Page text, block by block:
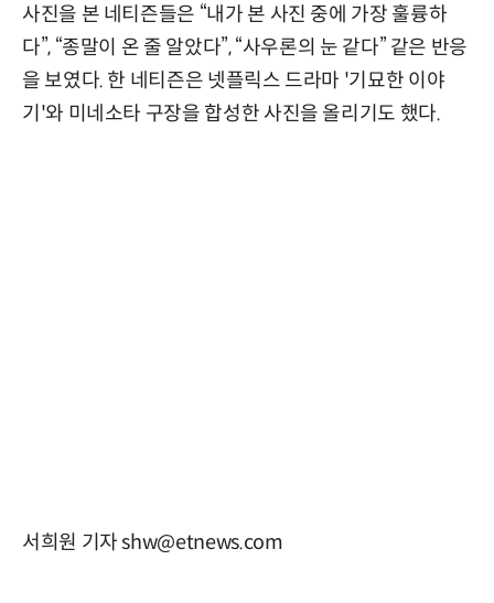
사진을 본 네티즌들은 “내가 본 사진 중에 가장 훌륭하
다”, “종말이 온 줄 알았다”, “사우론의 눈 같다” 같은 반응
을 보였다. 한 네티즌은 넷플릭스 드라마 '기묘한 이야
기'와 미네소타 구장을 합성한 사진을 올리기도 했다.
서희원 기자 shw@etnews.com